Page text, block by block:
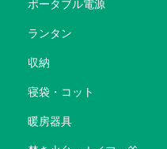
ポータブル電源
ランタン
収納
寝袋・コット
暖房器具